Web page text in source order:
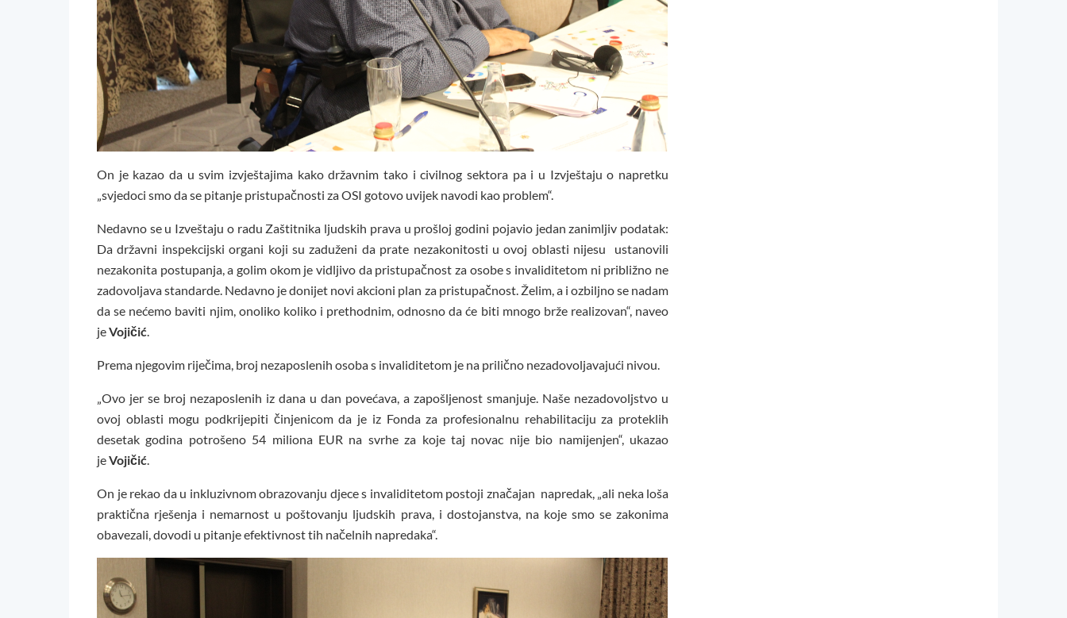
On je kazao da u svim izvještajima kako državnim tako i civilnog sektora pa i u Izvještaju o napretku
„svjedoci smo da se pitanje pristupačnosti za OSI gotovo uvijek navodi kao problem“.
Nedavno se u Izveštaju o radu Zaštitnika ljudskih prava u prošloj godini pojavio jedan zanimljiv podatak:
Da državni inspekcijski organi koji su zaduženi da prate nezakonitosti u ovoj oblasti nijesu ustanovili
nezakonita postupanja, a golim okom je vidljivo da pristupačnost za osobe s invaliditetom ni približno ne
zadovoljava standarde. Nedavno je donijet novi akcioni plan za pristupačnost. Želim, a i ozbiljno se nadam
da se nećemo baviti njim, onoliko koliko i prethodnim, odnosno da će biti mnogo brže realizovan“, naveo
jeVojičić.
Prema njegovim riječima, broj nezaposlenih osoba s invaliditetom je na prilično nezadovoljavajući nivou.
„Ovo jer se broj nezaposlenih iz dana u dan povećava, a zapošljenost smanjuje. Naše nezadovoljstvo u
ovoj oblasti mogu podkrijepiti činjenicom da je iz Fonda za profesionalnu rehabilitaciju za proteklih
desetak godina potrošeno 54 miliona EUR na svrhe za koje taj novac nije bio namijenjen“, ukazao
jeVojičić.
On je rekao da u inkluzivnom obrazovanju djece s invaliditetom postoji značajan napredak, „ali neka loša
praktična rješenja i nemarnost u poštovanju ljudskih prava, i dostojanstva, na koje smo se zakonima
obavezali, dovodi u pitanje efektivnost tih načelnih napredaka“.